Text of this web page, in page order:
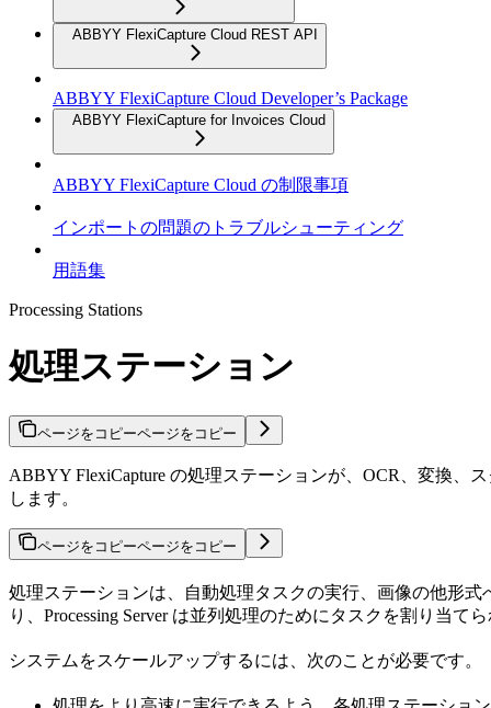
ABBYY FlexiCapture Cloud REST API
ABBYY FlexiCapture Cloud Developer’s Package
ABBYY FlexiCapture for Invoices Cloud
ABBYY FlexiCapture Cloud の制限事項
インポートの問題のトラブルシューティング
用語集
Processing Stations
処理ステーション
ページをコピーページをコピー
ABBYY FlexiCapture の処理ステーションが、OCR、変換、
します。
ページをコピーページをコピー
処理ステーションは、自動処理タスクの実行、画像の他形式
り、Processing Server は並列処理のためにタスクを割り当
システムをスケールアップするには、次のことが必要です。